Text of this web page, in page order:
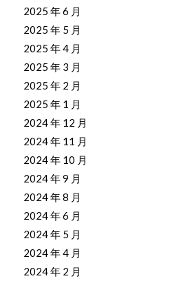
2025 年 6 月
2025 年 5 月
2025 年 4 月
2025 年 3 月
2025 年 2 月
2025 年 1 月
2024 年 12 月
2024 年 11 月
2024 年 10 月
2024 年 9 月
2024 年 8 月
2024 年 6 月
2024 年 5 月
2024 年 4 月
2024 年 2 月